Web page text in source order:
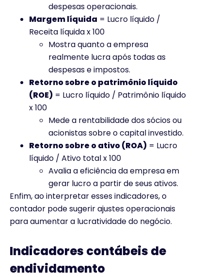
despesas operacionais.
Margem líquida = Lucro líquido /
Receita líquida x 100
Mostra quanto a empresa
realmente lucra após todas as
despesas e impostos.
Retorno sobre o patrimônio líquido
(ROE) = Lucro líquido / Patrimônio líquido
x 100
Mede a rentabilidade dos sócios ou
acionistas sobre o capital investido.
Retorno sobre o ativo (ROA) = Lucro
líquido / Ativo total x 100
Avalia a eficiência da empresa em
gerar lucro a partir de seus ativos.
Enfim, ao interpretar esses indicadores, o
contador pode sugerir ajustes operacionais
para aumentar a lucratividade do negócio.
Indicadores contábeis de
endividamento